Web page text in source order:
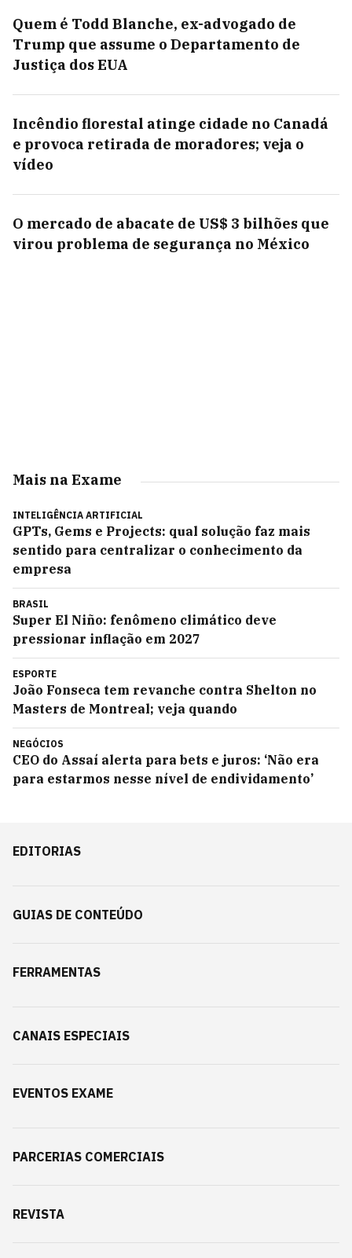
Quem é Todd Blanche, ex-advogado de
Trump que assume o Departamento de
Justiça dos EUA
Incêndio florestal atinge cidade no Canadá
e provoca retirada de moradores; veja o
vídeo
O mercado de abacate de US$ 3 bilhões que
virou problema de segurança no México
Mais na Exame
INTELIGÊNCIA ARTIFICIAL
GPTs, Gems e Projects: qual solução faz mais
sentido para centralizar o conhecimento da
empresa
BRASIL
Super El Niño: fenômeno climático deve
pressionar inflação em 2027
ESPORTE
João Fonseca tem revanche contra Shelton no
Masters de Montreal; veja quando
NEGÓCIOS
CEO do Assaí alerta para bets e juros: ‘Não era
para estarmos nesse nível de endividamento’
EDITORIAS
GUIAS DE CONTEÚDO
FERRAMENTAS
CANAIS ESPECIAIS
EVENTOS EXAME
PARCERIAS COMERCIAIS
REVISTA